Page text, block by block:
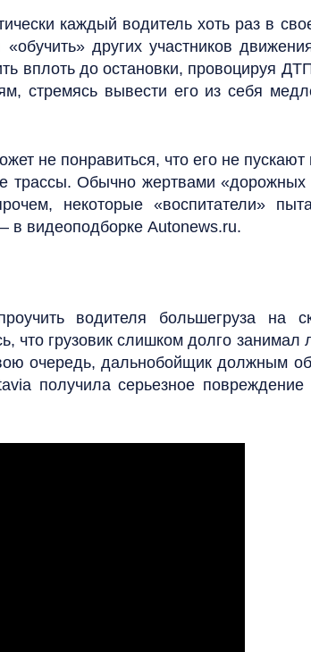
каждый водитель хоть раз в
других участников
вплоть до остановки, провоцируя
стремясь вывести его из себя
не понравиться, что его не
Обычно жертвами «дорожных
некоторые «воспитатели»
в видеоподборке Autonews.ru.
водителя большегруза на
что грузовик слишком долго занимал
очередь, дальнобойщик должным
получила серьезное повреждение